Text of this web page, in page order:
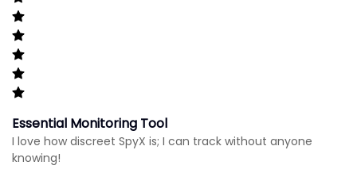
Essential Monitoring Tool
I love how discreet SpyX is; I can track without anyone
knowing!